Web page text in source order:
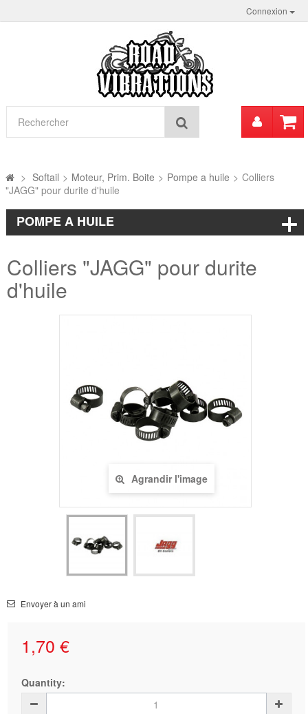
Connexion
Mon
> Softail > Moteur, Prim. Boite > Pompe a huile > Colliers
"JAGG" pour durite d'huile
POMPE A HUILE
Colliers "JAGG" pour durite
d'huile
Agrandir l'image
Envoyer à un ami
1,70 €
Quantity: